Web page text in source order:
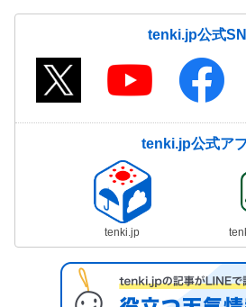
気象予報士の解説
tenki.jp公式
tenki.jp公式ア
tenki.jp